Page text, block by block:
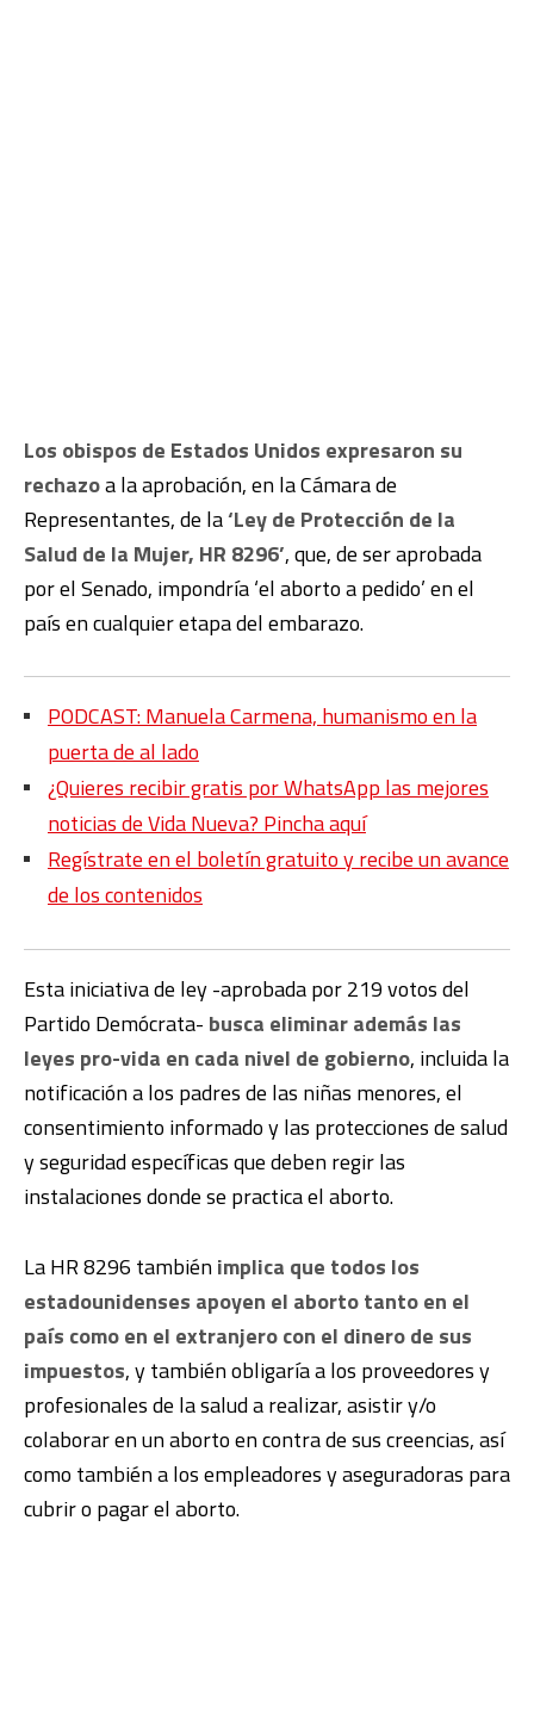
Los obispos de Estados Unidos expresaron su
rechazoa la aprobación, en la Cámara de
Representantes, de la‘Ley de Protección de la
Salud de la Mujer, HR 8296’, que, de ser aprobada
por el Senado, impondría ‘el aborto a pedido’ en el
país en cualquier etapa del embarazo.
PODCAST: Manuela Carmena, humanismo en la
puerta de al lado
¿Quieres recibir gratis por WhatsApp las mejores
noticias de Vida Nueva? Pincha aquí
Regístrate en el boletín gratuito y recibe un avance
de los contenidos
Esta iniciativa de ley -aprobada por 219 votos del
Partido Demócrata- busca eliminar además las
leyes pro-vida en cada nivel de gobierno, incluida la
notificación a los padres de las niñas menores, el
consentimiento informado y las protecciones de salud
y seguridad específicas que deben regir las
instalaciones donde se practica el aborto.
La HR 8296 tambiénimplica que todos los
estadounidenses apoyen el aborto tanto en el
país como en el extranjero con el dinero de sus
impuestos, y también obligaría a los proveedores y
profesionales de la salud a realizar, asistir y/o
colaborar en un aborto en contra de sus creencias, así
como también a los empleadores y aseguradoras para
cubrir o pagar el aborto.